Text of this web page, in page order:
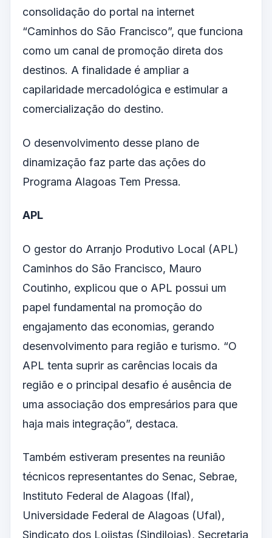
consolidação do portal na internet
“Caminhos do São Francisco”, que funciona
como um canal de promoção direta dos
destinos. A finalidade é ampliar a
capilaridade mercadológica e estimular a
comercialização do destino.
O desenvolvimento desse plano de
dinamização faz parte das ações do
Programa Alagoas Tem Pressa.
APL
O gestor do Arranjo Produtivo Local (APL)
Caminhos do São Francisco, Mauro
Coutinho, explicou que o APL possui um
papel fundamental na promoção do
engajamento das economias, gerando
desenvolvimento para região e turismo. “O
APL tenta suprir as carências locais da
região e o principal desafio é ausência de
uma associação dos empresários para que
haja mais integração”, destaca.
Também estiveram presentes na reunião
técnicos representantes do Senac, Sebrae,
Instituto Federal de Alagoas (Ifal),
Universidade Federal de Alagoas (Ufal),
Sindicato dos Lojistas (Sindilojas), Secretaria